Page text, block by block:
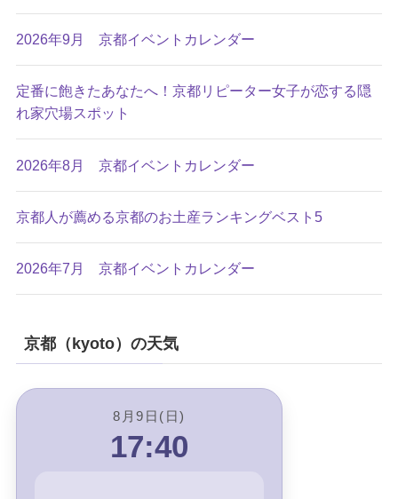
2026年9月 京都イベントカレンダー
定番に飽きたあなたへ！京都リピーター女子が恋する隠
れ家穴場スポット
2026年8月 京都イベントカレンダー
京都人が薦める京都のお土産ランキングベスト5
2026年7月 京都イベントカレンダー
京都（kyoto）の天気
8月9日(日)
17:40